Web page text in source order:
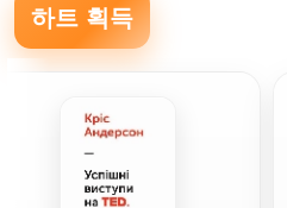
하트 획득